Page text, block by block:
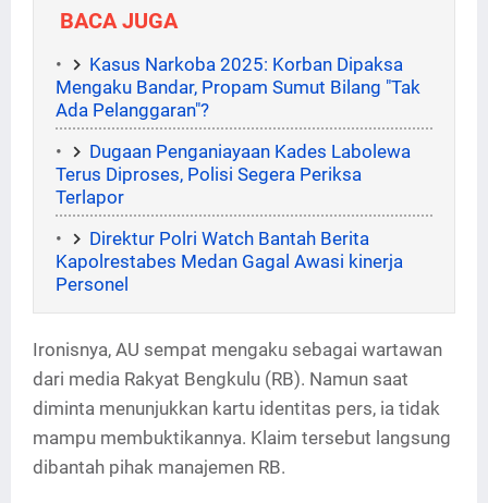
BACA JUGA
Kasus Narkoba 2025: Korban Dipaksa
Mengaku Bandar, Propam Sumut Bilang "Tak
Ada Pelanggaran"?
Dugaan Penganiayaan Kades Labolewa
Terus Diproses, Polisi Segera Periksa
Terlapor
Direktur Polri Watch Bantah Berita
Kapolrestabes Medan Gagal Awasi kinerja
Personel
Ironisnya, AU sempat mengaku sebagai wartawan
dari media Rakyat Bengkulu (RB). Namun saat
diminta menunjukkan kartu identitas pers, ia tidak
mampu membuktikannya. Klaim tersebut langsung
dibantah pihak manajemen RB.